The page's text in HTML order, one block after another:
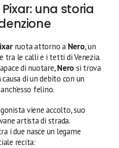
una storia
ruota attorno a Nero, un
tra le calli e i tetti di Venezia.
di nuotare,Nero si trova
di un debito con un
felino.
viene accolto, suo
artista di strada.
i due nasce un legame
recita: